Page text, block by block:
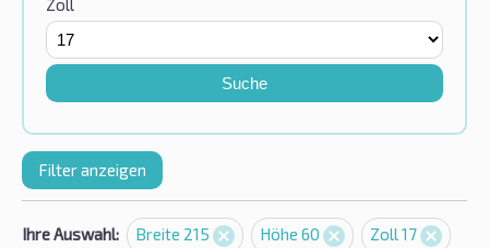
Zoll
Suche
Filter anzeigen
Ihre Auswahl: Breite 215 Höhe 60 Zoll 17